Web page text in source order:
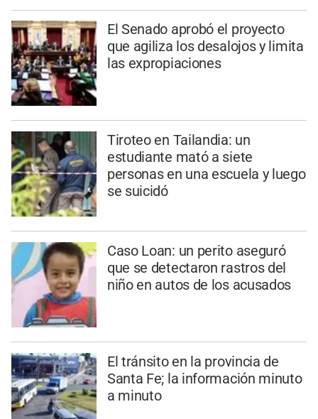
El Senado aprobó el proyecto
que agiliza los desalojos y limita
las expropiaciones
Tiroteo en Tailandia: un
estudiante mató a siete
personas en una escuela y luego
se suicidó
Caso Loan: un perito aseguró
que se detectaron rastros del
niño en autos de los acusados
El tránsito en la provincia de
Santa Fe; la información minuto
a minuto